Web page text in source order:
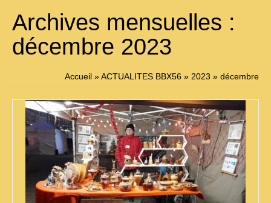
Archives mensuelles :
décembre 2023
Accueil »ACTUALITES BBX56 » 2023 » décembre